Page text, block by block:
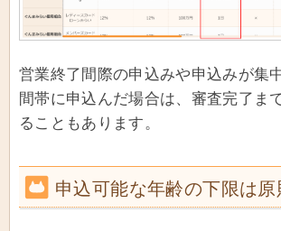
営業終了間際の申込みや申込みが集
間帯に申込んだ場合は、審査完了ま
ることもあります。
申込可能な年齢の下限は原